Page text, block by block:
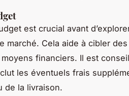
est crucial avant
marché. Cela aide à cibler
financiers. Il est
les éventuels frais
de la livraison.